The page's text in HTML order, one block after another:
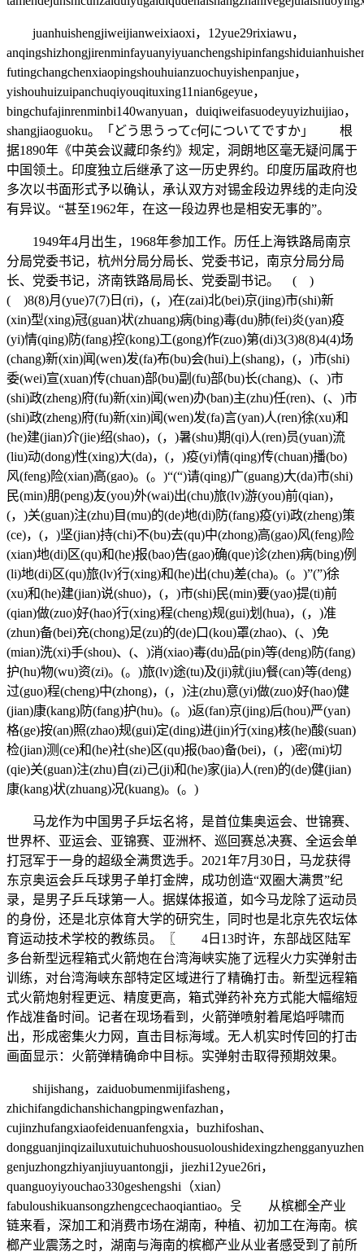
juanhuishengjiweijianweixiaoxi，12yue29rixiawu，
futingchangchenxiaopingshouhuianzuochuyishenpanjue，
yishouhuizuipanchuqiyouqituxing11nian6geyue，
bingchufajinrenminbi140wanyuan，duiqiweifasuodeyuyizhuijiao，
shangjiaoguoku。「どう思うってc何についてですか」 根
据1890年《中英会议藏印条约》规定，洞朗地区毫无疑问属于
中国领土。印度独立后继承了这一历史界约。印度历届政府也
多次以书面形式予以确认，承认双方对锡金段边界线的走向没
有异议。“甚至1962年，在这一段边界也是相安无事的”。
1949年4月出生，1968年参加工作。历任上海铁路局南京
分局党委书记，杭州分局分局长、党委书记，南京分局分局
长、党委书记，济南铁路局局长、党委副书记。 ( )
( )8(8)月(yue)7(7)日(ri)，(，)在(zai)北(bei)京(jing)市(shi)新
(xin)型(xing)冠(guan)状(zhuang)病(bing)毒(du)肺(fei)炎(yan)疫
(yi)情(qing)防(fang)控(kong)工(gong)作(zuo)第(di)3(3)8(8)4(4)场
(chang)新(xin)闻(wen)发(fa)布(bu)会(hui)上(shang)，(，)市(shi)
委(wei)宣(xuan)传(chuan)部(bu)副(fu)部(bu)长(chang)、(、)市
(shi)政(zheng)府(fu)新(xin)闻(wen)办(ban)主(zhu)任(ren)、(、)市
(shi)政(zheng)府(fu)新(xin)闻(wen)发(fa)言(yan)人(ren)徐(xu)和
(he)建(jian)介(jie)绍(shao)，(，)暑(shu)期(qi)人(ren)员(yuan)流
(liu)动(dong)性(xing)大(da)，(，)疫(yi)情(qing)传(chuan)播(bo)
风(feng)险(xian)高(gao)。(。)“(“)请(qing)广(guang)大(da)市(shi)
民(min)朋(peng)友(you)外(wai)出(chu)旅(lv)游(you)前(qian)，
(，)关(guan)注(zhu)目(mu)的(de)地(di)防(fang)疫(yi)政(zheng)策
(ce)，(，)坚(jian)持(chi)不(bu)去(qu)中(zhong)高(gao)风(feng)险
(xian)地(di)区(qu)和(he)报(bao)告(gao)确(que)诊(zhen)病(bing)例
(li)地(di)区(qu)旅(lv)行(xing)和(he)出(chu)差(cha)。(。)”(”)徐
(xu)和(he)建(jian)说(shuo)，(，)市(shi)民(min)要(yao)提(ti)前
(qian)做(zuo)好(hao)行(xing)程(cheng)规(gui)划(hua)，(，)准
(zhun)备(bei)充(chong)足(zu)的(de)口(kou)罩(zhao)、(、)免
(mian)洗(xi)手(shou)、(、)消(xiao)毒(du)品(pin)等(deng)防(fang)
护(hu)物(wu)资(zi)。(。)旅(lv)途(tu)及(ji)就(jiu)餐(can)等(deng)
过(guo)程(cheng)中(zhong)，(，)注(zhu)意(yi)做(zuo)好(hao)健
(jian)康(kang)防(fang)护(hu)。(。)返(fan)京(jing)后(hou)严(yan)
格(ge)按(an)照(zhao)规(gui)定(ding)进(jin)行(xing)核(he)酸(suan)
检(jian)测(ce)和(he)社(she)区(qu)报(bao)备(bei)，(，)密(mi)切
(qie)关(guan)注(zhu)自(zi)己(ji)和(he)家(jia)人(ren)的(de)健(jian)
康(kang)状(zhuang)况(kuang)。(。)
马龙作为中国男子乒坛名将，是首位集奥运会、世锦赛、
世界杯、亚运会、亚锦赛、亚洲杯、巡回赛总决赛、全运会单
打冠军于一身的超级全满贯选手。2021年7月30日，马龙获得
东京奥运会乒乓球男子单打金牌，成功创造“双圈大满贯”纪
录，是男子乒乓球第一人。据媒体报道，如今马龙除了运动员
的身份，还是北京体育大学的研究生，同时也是北京先农坛体
育运动技术学校的教练员。〖 4日13时许，东部战区陆军
多台新型远程箱式火箭炮在台湾海峡实施了远程火力实弹射击
训练，对台湾海峡东部特定区域进行了精确打击。新型远程箱
式火箭炮射程更远、精度更高，箱式弹药补充方式能大幅缩短
作战准备时间。记者在现场看到，火箭弹喷射着尾焰呼啸而
出，形成密集火力网，直击目标海域。无人机实时传回的打击
画面显示：火箭弹精确命中目标。实弹射击取得预期效果。
shijishang，zaiduobumenmijifasheng，
zhichifangdichanshichangpingwenfazhan，
cujinzhufangxiaofeidenuanfengxia，buzhifoshan、
genjuzhongzhiyanjiuyuantongji，jiezhi12yue26ri，
quanguoyiyouchao330geshengshi（xian）
fabuloushikuansongzhengcechaoqiantiao。웃 从槟榔全产业
链来看，深加工和消费市场在湖南，种植、初加工在海南。槟
榔产业震荡之时，湖南与海南的槟榔产业从业者感受到了前所